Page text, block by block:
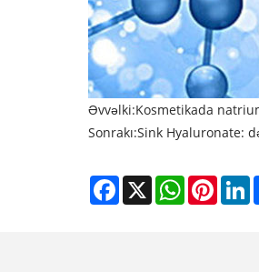
Əvvəlki:Kosmetikada
Sonrakı:Sink Hyaluronate:
Facebook
X WhatsApp